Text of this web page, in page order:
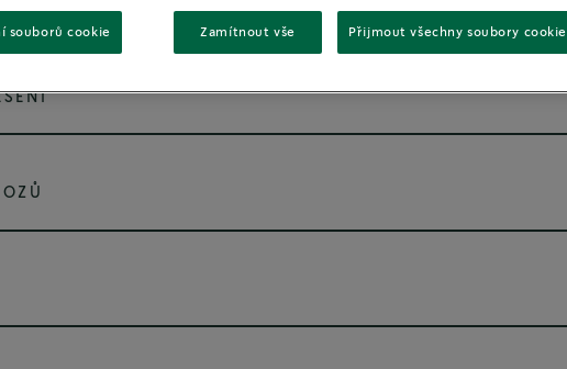
Zamítnout vše Přijmout všechny soubory cookie
souborů cookie